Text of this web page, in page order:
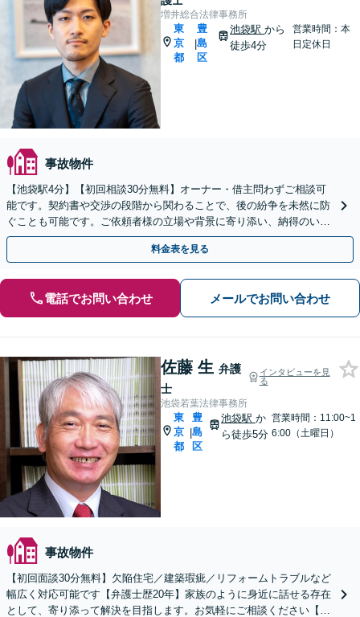
増井総合法律事務所
東
京
都
|
豊
島
区
池袋駅から
徒歩4分
営業時間：本
日定休日
事故物件
【池袋駅4分】【初回相談30分無料】オーナー・借主問わずご相談可
能です。契約書や交渉の段階から関わることで、後の紛争を未然に防
ぐことも可能です。ご依頼者様の立場や背景に寄り添い、納得のいく
形での解決を目指します。
料金表を見る
電話でお問い合わせ メールでお問い合わせ
佐藤 生 弁護
士
インタビューを見
る
池袋若葉法律事務所
東
京
都
|
豊
島
区
池袋駅 か
ら徒歩5分
営業時間：11:00~1
6:00（土曜日）
事故物件
【初回面談30分無料】欠陥住宅／建築瑕疵／リフォームトラブルなど
幅広く対応可能です【弁護士歴20年】家族のように身近に話せる存在
として、寄り添って解決を目指します。お気軽にご相談ください【池